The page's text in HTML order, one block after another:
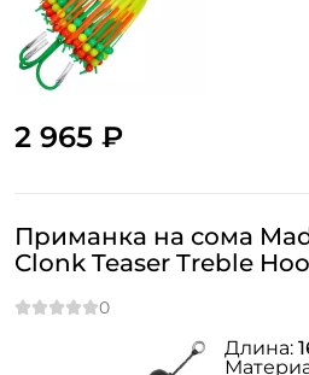
2 965 ₽
Приманка на сома
Clonk Teaser Treble
Длина: